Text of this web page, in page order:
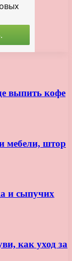
выпить кофе
мебели, штор
и сыпучих
как уход за